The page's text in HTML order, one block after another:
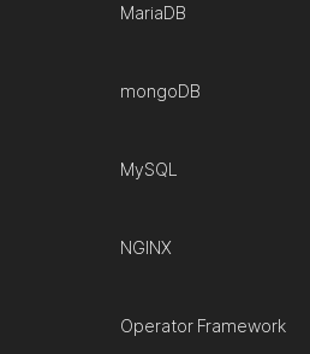
MariaDB
mongoDB
MySQL
NGINX
Operator Framework